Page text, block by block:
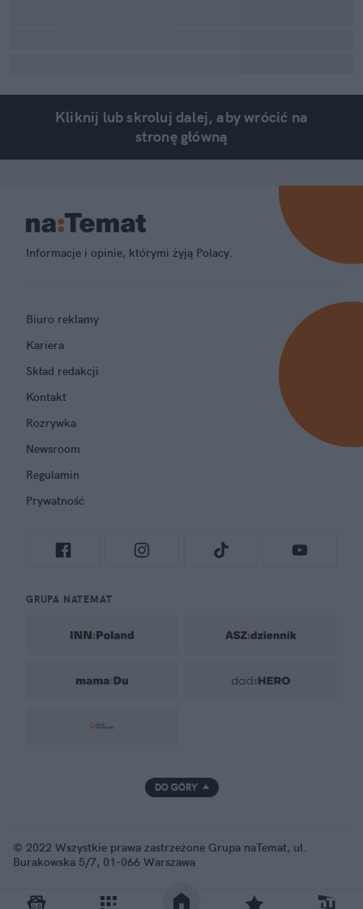
Kliknij lub skroluj dalej, aby wrócić na
stronę główną
Informacje i opinie, którymi żyją Polacy.
Biuro reklamy
Kariera
Skład redakcji
Kontakt
Rozrywka
Newsroom
Regulamin
Prywatność
GRUPA NATEMAT
DO GÓRY
© 2022 Wszystkie prawa zastrzeżone Grupa naTemat, ul.
Burakowska 5/7, 01-066 Warszawa